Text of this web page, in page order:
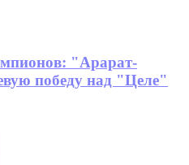
"Арарат-
победу над "Целе"